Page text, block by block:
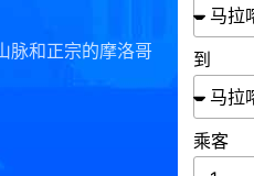
脉和正宗的摩洛哥
到
乘客